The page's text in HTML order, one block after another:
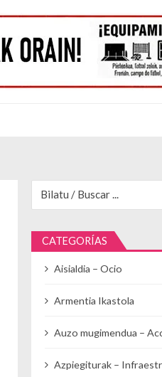
CATEGORÍAS
Aisialdia – Ocio
Armentia Ikastola
Auzo mugimendua –
Azpiegiturak –